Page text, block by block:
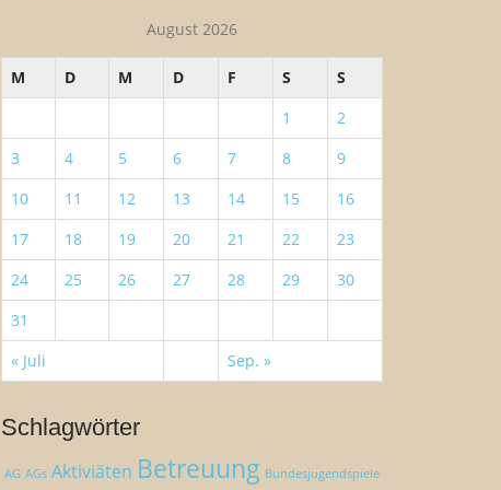
a
h
August 2026
M D M D F S
S
1
2
3
4 5 6 7 8
9
10
11 12 13 14 15
16
17
18 19 20 21 22
23
24
25 26 27 28 29
30
31
« Juli
Sep. »
Schlagwörter
AG AGs Aktiviäten Betreuung Bundesjugendspiele